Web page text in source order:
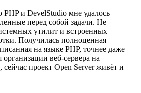
и DevelStudio мне удалось
перед собой задачи. Не
утилит и встроенных
Получилась полноценная
на языке PHP, точнее даже
веб-сервера на
проект Open Server живёт и